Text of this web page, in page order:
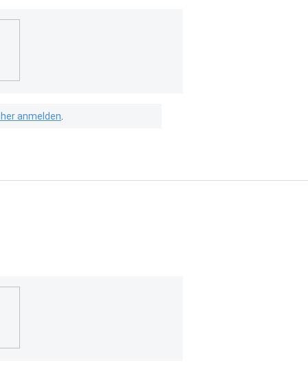
anmelden